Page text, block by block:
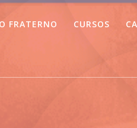
FRATERNO CURSOS